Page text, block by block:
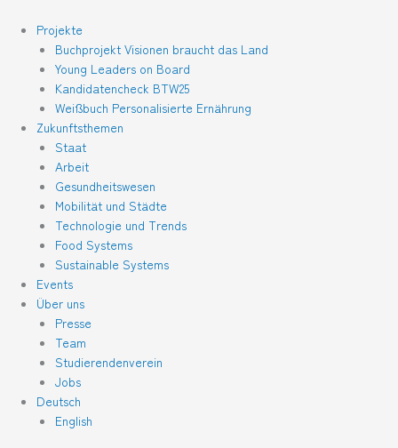
Inhalt
springen
Projekte
Buchprojekt Visionen braucht das Land
Young Leaders on Board
Kandidatencheck BTW25
Weißbuch Personalisierte Ernährung
Zukunftsthemen
Staat
Arbeit
Gesundheitswesen
Mobilität und Städte
Technologie und Trends
Food Systems
Sustainable Systems
Events
Über uns
Presse
Team
Studierendenverein
Jobs
Deutsch
English